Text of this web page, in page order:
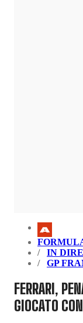
IN
GP
FERRARI,
GIOCATO